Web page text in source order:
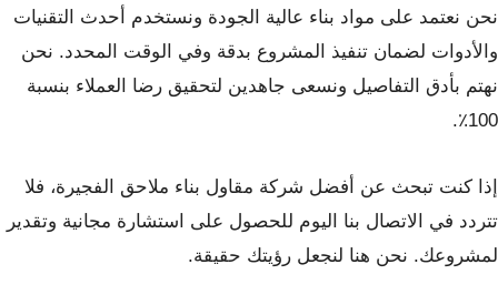
نحن نعتمد على مواد بناء عالية الجودة ونستخدم أحدث التقنيات
والأدوات لضمان تنفيذ المشروع بدقة وفي الوقت المحدد. نحن
نهتم بأدق التفاصيل ونسعى جاهدين لتحقيق رضا العملاء بنسبة
100٪.
إذا كنت تبحث عن أفضل شركة مقاول بناء ملاحق الفجيرة، فلا
تتردد في الاتصال بنا اليوم للحصول على استشارة مجانية وتقدير
لمشروعك. نحن هنا لنجعل رؤيتك حقيقة.